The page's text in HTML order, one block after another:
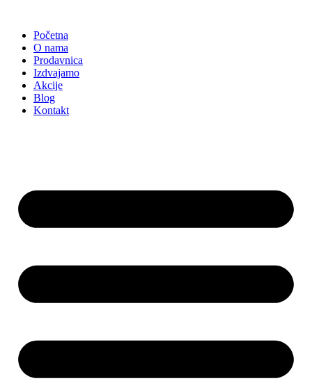
sadržajPočetna
O nama
Prodavnica
Izdvajamo
Akcije
Blog
Kontakt